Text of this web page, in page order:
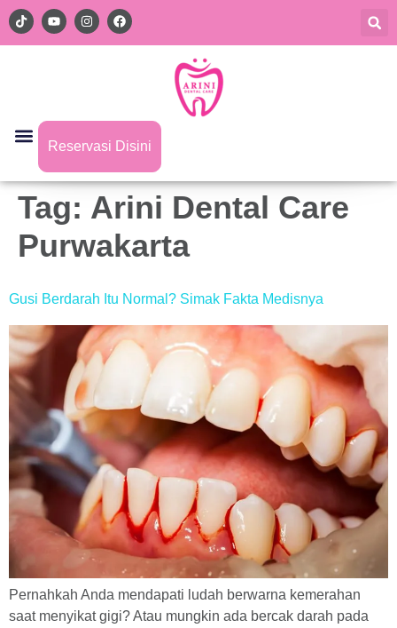
Reservasi Disini
Tag: Arini Dental Care
Purwakarta
Gusi Berdarah Itu Normal? Simak Fakta Medisnya
Pernahkah Anda mendapati ludah berwarna kemerahan
saat menyikat gigi? Atau mungkin ada bercak darah pada